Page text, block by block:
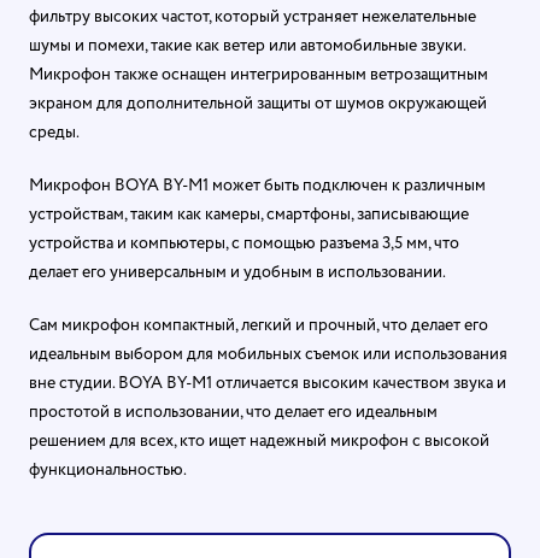
фильтру высоких частот, который устраняет нежелательные
шумы и помехи, такие как ветер или автомобильные звуки.
Микрофон также оснащен интегрированным ветрозащитным
экраном для дополнительной защиты от шумов окружающей
среды.
Микрофон BOYA BY-M1 может быть подключен к различным
устройствам, таким как камеры, смартфоны, записывающие
устройства и компьютеры, с помощью разъема 3,5 мм, что
делает его универсальным и удобным в использовании.
Сам микрофон компактный, легкий и прочный, что делает его
идеальным выбором для мобильных съемок или использования
вне студии. BOYA BY-M1 отличается высоким качеством звука и
простотой в использовании, что делает его идеальным
решением для всех, кто ищет надежный микрофон с высокой
функциональностью.